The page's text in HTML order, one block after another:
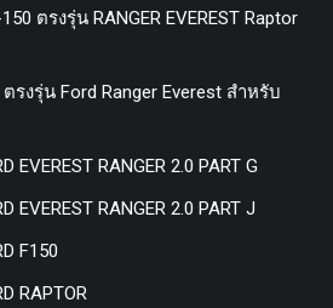
ตรงรุ่น RANGER EVEREST Raptor
รงรุ่น Ford Ranger Everest สำหรับ
RANGER 2.0 PART G
RANGER 2.0 PART J
F150
RAPTOR